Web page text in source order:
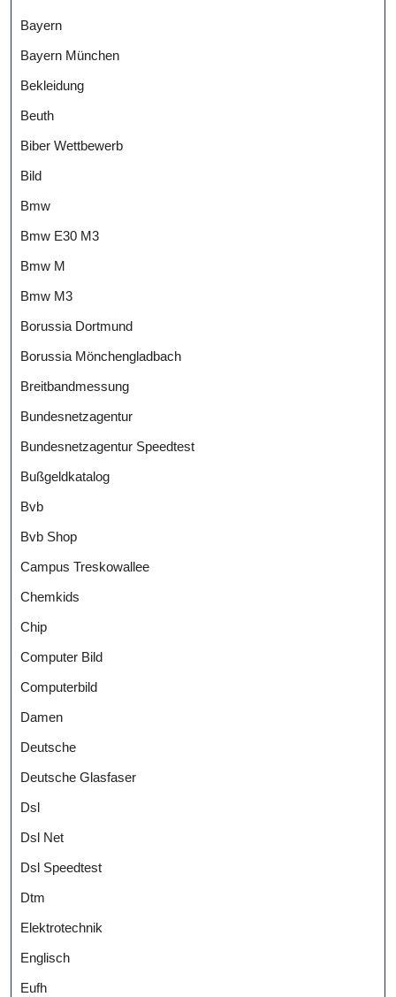
Bayern
Bayern München
Bekleidung
Beuth
Biber Wettbewerb
Bild
Bmw
Bmw E30 M3
Bmw M
Bmw M3
Borussia Dortmund
Borussia Mönchengladbach
Breitbandmessung
Bundesnetzagentur
Bundesnetzagentur Speedtest
Bußgeldkatalog
Bvb
Bvb Shop
Campus Treskowallee
Chemkids
Chip
Computer Bild
Computerbild
Damen
Deutsche
Deutsche Glasfaser
Dsl
Dsl Net
Dsl Speedtest
Dtm
Elektrotechnik
Englisch
Eufh